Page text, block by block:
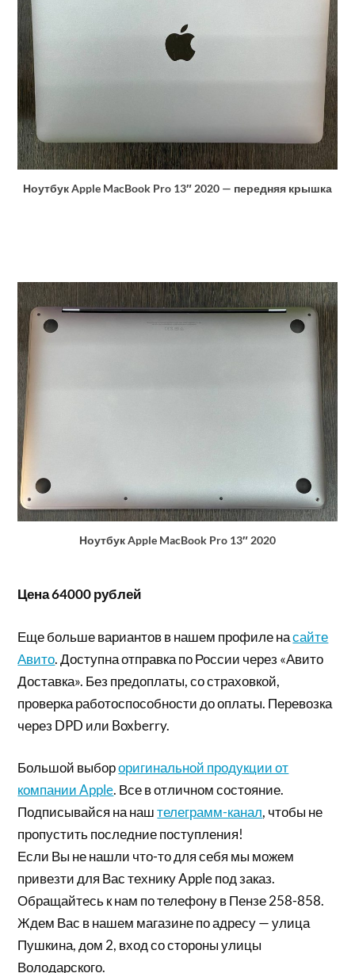
Ноутбук Apple MacBook Pro 13″ 2020 — передняя крышка
Ноутбук Apple MacBook Pro 13″ 2020
Цена 64000 рублей
Еще больше вариантов в нашем профиле насайте
Авито. Доступна отправка по России через «Авито
Доставка». Без предоплаты, со страховкой,
проверка работоспособности до оплаты. Перевозка
через DPD или Boxberry.
Большой выбороригинальной продукции от
компании Apple. Все в отличном состояние.
Подписывайся на наштелеграмм-канал, чтобы не
пропустить последние поступления!
Если Вы не нашли что-то для себя мы можем
привезти для Вас технику Apple под заказ.
Обращайтесь к нам по телефону в Пензе 258-858.
Ждем Вас в нашем магазине по адресу — улица
Пушкина, дом 2, вход со стороны улицы
Володарского.